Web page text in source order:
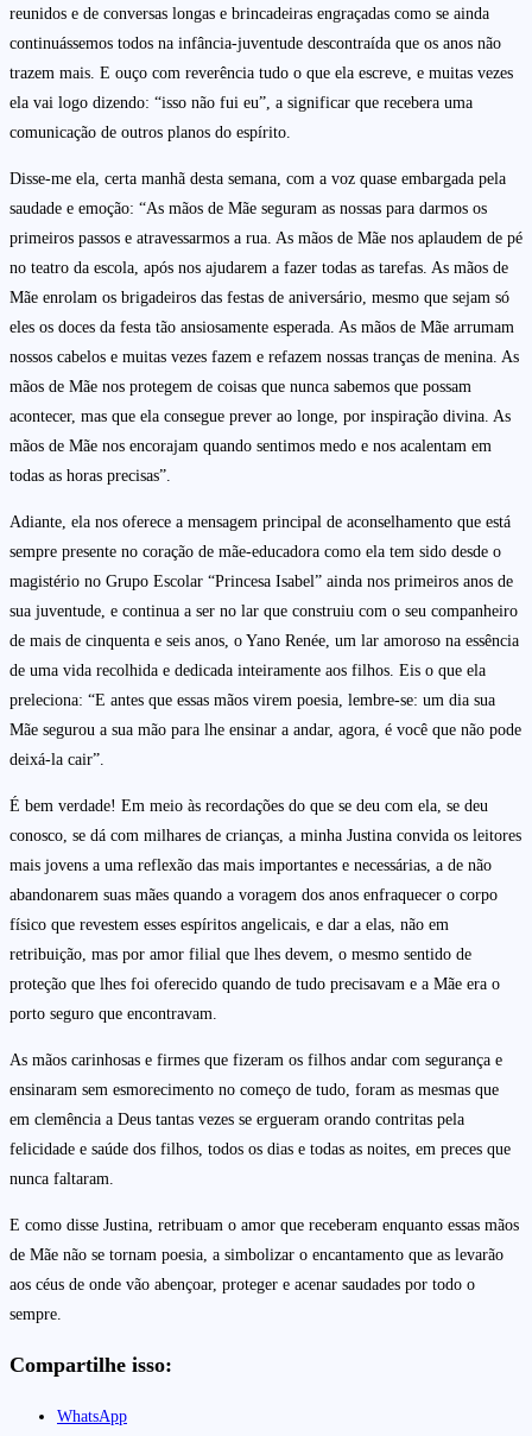
reunidos e de conversas longas e brincadeiras engraçadas como se ainda
continuássemos todos na infância-juventude descontraída que os anos não
trazem mais. E ouço com reverência tudo o que ela escreve, e muitas vezes
ela vai logo dizendo: “isso não fui eu”, a significar que recebera uma
comunicação de outros planos do espírito.
Disse-me ela, certa manhã desta semana, com a voz quase embargada pela
saudade e emoção: “As mãos de Mãe seguram as nossas para darmos os
primeiros passos e atravessarmos a rua. As mãos de Mãe nos aplaudem de pé
no teatro da escola, após nos ajudarem a fazer todas as tarefas. As mãos de
Mãe enrolam os brigadeiros das festas de aniversário, mesmo que sejam só
eles os doces da festa tão ansiosamente esperada. As mãos de Mãe arrumam
nossos cabelos e muitas vezes fazem e refazem nossas tranças de menina. As
mãos de Mãe nos protegem de coisas que nunca sabemos que possam
acontecer, mas que ela consegue prever ao longe, por inspiração divina. As
mãos de Mãe nos encorajam quando sentimos medo e nos acalentam em
todas as horas precisas”.
Adiante, ela nos oferece a mensagem principal de aconselhamento que está
sempre presente no coração de mãe-educadora como ela tem sido desde o
magistério no Grupo Escolar “Princesa Isabel” ainda nos primeiros anos de
sua juventude, e continua a ser no lar que construiu com o seu companheiro
de mais de cinquenta e seis anos, o Yano Renée, um lar amoroso na essência
de uma vida recolhida e dedicada inteiramente aos filhos. Eis o que ela
preleciona: “E antes que essas mãos virem poesia, lembre-se: um dia sua
Mãe segurou a sua mão para lhe ensinar a andar, agora, é você que não pode
deixá-la cair”.
É bem verdade! Em meio às recordações do que se deu com ela, se deu
conosco, se dá com milhares de crianças, a minha Justina convida os leitores
mais jovens a uma reflexão das mais importantes e necessárias, a de não
abandonarem suas mães quando a voragem dos anos enfraquecer o corpo
físico que revestem esses espíritos angelicais, e dar a elas, não em
retribuição, mas por amor filial que lhes devem, o mesmo sentido de
proteção que lhes foi oferecido quando de tudo precisavam e a Mãe era o
porto seguro que encontravam.
As mãos carinhosas e firmes que fizeram os filhos andar com segurança e
ensinaram sem esmorecimento no começo de tudo, foram as mesmas que
em clemência a Deus tantas vezes se ergueram orando contritas pela
felicidade e saúde dos filhos, todos os dias e todas as noites, em preces que
nunca faltaram.
E como disse Justina, retribuam o amor que receberam enquanto essas mãos
de Mãe não se tornam poesia, a simbolizar o encantamento que as levarão
aos céus de onde vão abençoar, proteger e acenar saudades por todo o
sempre.
Compartilhe isso:
WhatsApp